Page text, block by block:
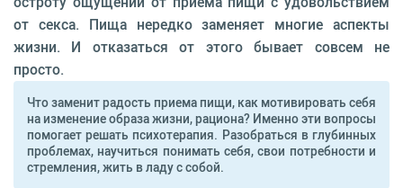
от секса. Пища нередко заменяет многие аспекты
жизни. И отказаться от этого бывает совсем не
просто.
Что заменит радость приема пищи, как мотивировать себя
на изменение образа жизни, рациона? Именно эти вопросы
помогает решать психотерапия. Разобраться в глубинных
проблемах, научиться понимать себя, свои потребности и
стремления, жить в ладу с собой.